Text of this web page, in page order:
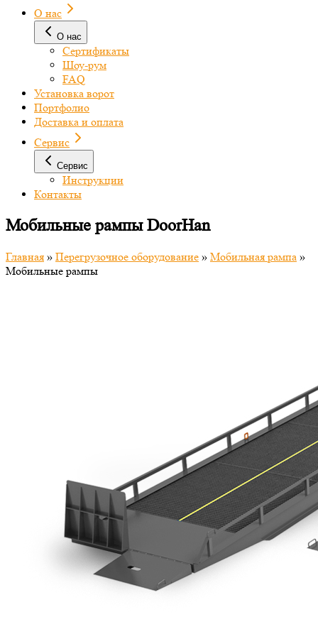
О нас
О нас
Сертификаты
Шоу-рум
FAQ
Установка ворот
Портфолио
Доставка и оплата
Сервис
Сервис
Инструкции
Контакты
Мобильные рампы DoorHan
Главная » Перегрузочное оборудование » Мобильная рампа »
Мобильные рампы